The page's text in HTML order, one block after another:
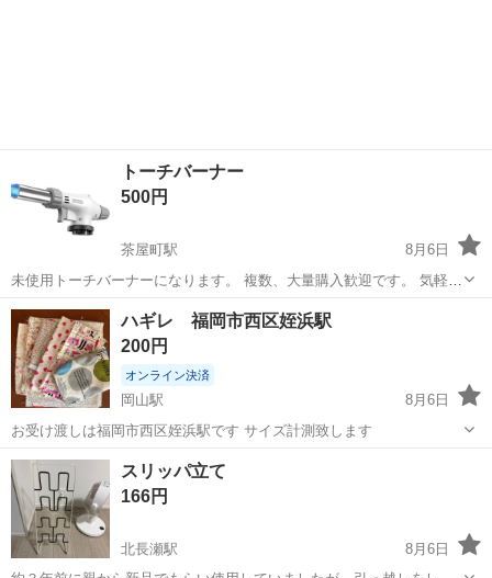
トーチバーナー
500円
茶屋町駅
8月6日
未使用トーチバーナーになります。 複数、大量購入歓迎です。 気軽に
質問ください。 よろしくお願いします。
岡山 倉敷市 茶屋町駅 その他 バーナー
ハギレ 福岡市西区姪浜駅
200円
オンライン決済
岡山駅
8月6日
お受け渡しは福岡市西区姪浜駅です サイズ計測致します
岡山 岡山市 岡山駅
スリッパ立て
166円
北長瀬駅
8月6日